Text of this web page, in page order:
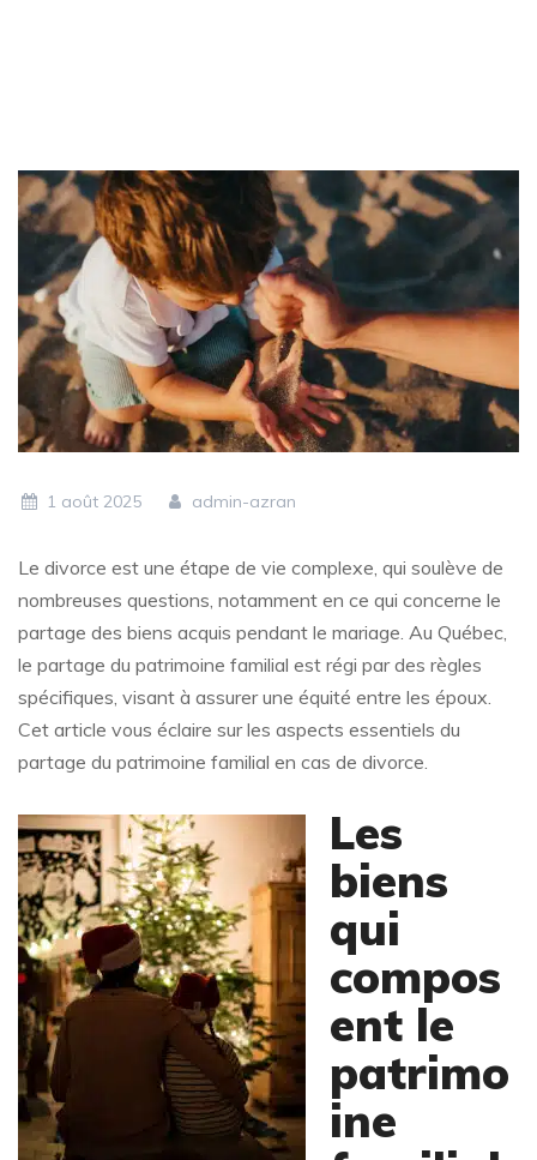
1 août 2025 admin-azran
Le divorce est une étape de vie complexe, qui soulève de
nombreuses questions, notamment en ce qui concerne le
partage des biens acquis pendant le mariage. Au Québec,
le partage du patrimoine familial est régi par des règles
spécifiques, visant à assurer une équité entre les époux.
Cet article vous éclaire sur les aspects essentiels du
partage du patrimoine familial en cas de divorce.
Les
biens
qui
compos
ent le
patrimo
ine